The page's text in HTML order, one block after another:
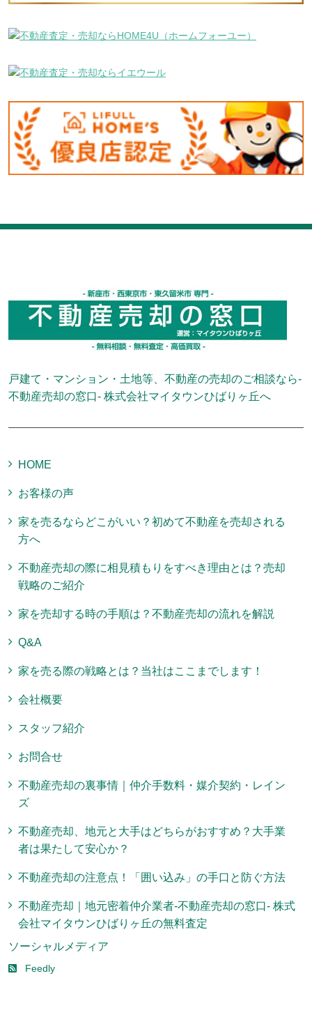
戸建て・マンション・土地等、不動産の売却のご相談なら-
不動産売却の窓口- 株式会社マイタウンひばりヶ丘へ
HOME
お客様の声
家を売るならどこがいい？初めて不動産を売却される
方へ
不動産売却の際に相見積もりをすべき理由とは？売却
戦略のご紹介
家を売却する時の手順は？不動産売却の流れを解説
Q&A
家を売る際の戦略とは？当社はここまでします！
会社概要
スタッフ紹介
お問合せ
不動産売却の裏事情｜仲介手数料・媒介契約・レイン
ズ
不動産売却、地元と大手はどちらがおすすめ？大手業
者は果たして安心か？
不動産売却の注意点！「囲い込み」の手口と防ぐ方法
不動産売却｜地元密着仲介業者-不動産売却の窓口- 株式
会社マイタウンひばりヶ丘の無料査定
ソーシャルメディア
Feedly